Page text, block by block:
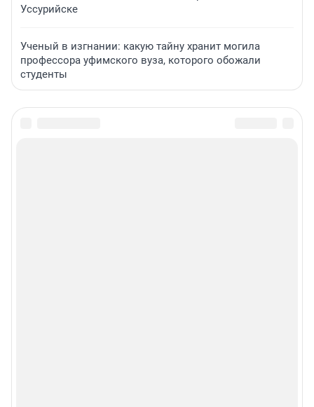
Уссурийске
Ученый в изгнании: какую тайну хранит могила
профессора уфимского вуза, которого обожали
студенты